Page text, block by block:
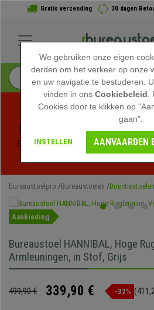
Gratis verzending 30 dagen
Profiteer van de
Exclusieve kortingen voor een
bureaustoelpro Bureaustoelen Directiestoelen
Aanbieding
Bureaustoel HANNIBAL, Hoge
Armleuningen, in Stof, Grijs
499,90 € 339,90 € -32%
We gebruiken onze eigen
derden om het verkeer op onze
en uw navigatie te bestuderen.
vinden in onsCookiebeleid
Cookies door te klikken op
gaan".
INSTELLEN AANVAARDEN